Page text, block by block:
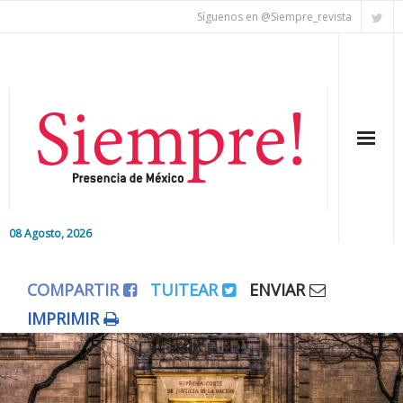
Síguenos en @Siempre_revista
08 Agosto, 2026
Editorial
Nacional
Colaboradores
COMPARTIR TUITEAR
ENVIAR
IMPRIMIR